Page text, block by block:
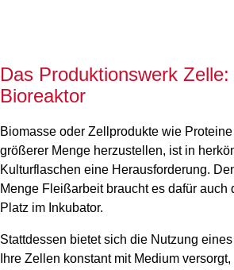
Das Produktionswerk
Bioreaktor
Biomasse oder Zellprodukte wie
größerer Menge herzustellen, ist in
Kulturflaschen eine Herausforderung.
Menge Fleißarbeit braucht es dafür auch
Platz im Inkubator.
Stattdessen bietet sich die Nutzung
Ihre Zellen konstant mit Medium versorgt,